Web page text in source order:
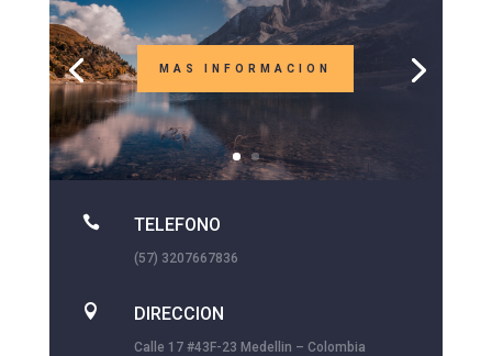
MAS INFORMACION
 TELEFONO
(57) 3207667836
 DIRECCION
Calle 17 #43F-23 Medellin – Colombia